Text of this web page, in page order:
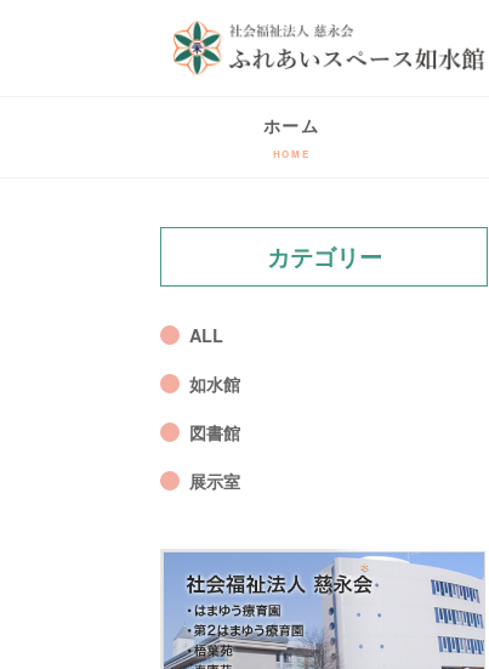
ホーム
HOME
カテゴリー
ALL
如水館
図書館
展示室